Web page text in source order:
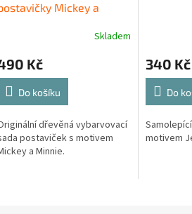
Mickey a
Skladem
Kč
Do košíku
dřevěná vybarvovací
postaviček s motivem
a Minnie.
340 Kč
Do
motivem